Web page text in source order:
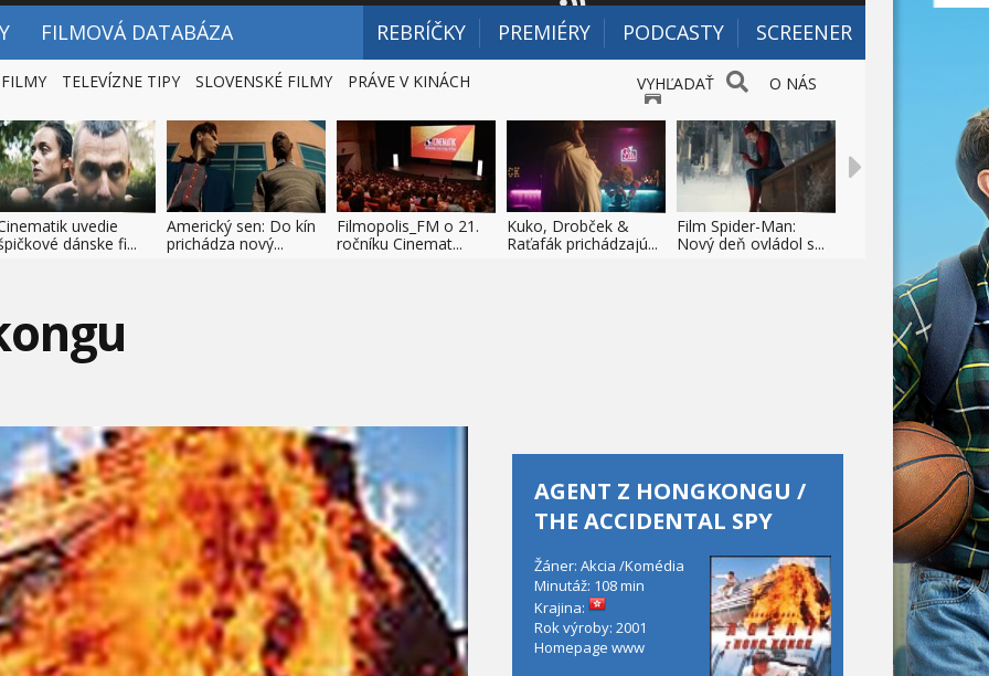
FILMOVÁ DATABÁZA REBRÍČKY PREMIÉRY PODCASTY SCREENER
VYHĽADAŤ O NÁS
TELEVÍZNE TIPY SLOVENSKÉ FILMY PRÁVE V KINÁCH
uvedie
dánske fi...
Americký sen: Do kín
prichádza nový...
Filmopolis_FM o 21.
ročníku Cinemat...
Kuko, Drobček &
Raťafák prichádzajú...
Film Spider-Man:
Nový deň ovládol s...
AGENT Z HONGKONGU /
THE ACCIDENTAL SPY
Žáner: Akcia /Komédia
Minutáž: 108 min
Krajina:
Rok výroby: 2001
Homepage www